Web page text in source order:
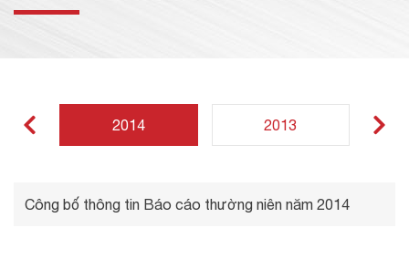
2014 2013
Công bố thông tin Báo cáo thường niên năm 2014